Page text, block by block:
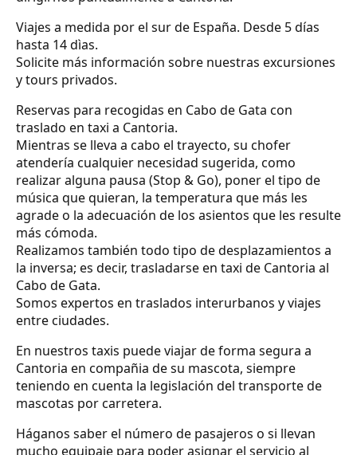
Viajes a medida por el sur de España. Desde 5 días
hasta 14 dìas.
Solicite más información sobre nuestras excursiones
y tours privados.
Reservas para recogidas en Cabo de Gata con
traslado en taxi a Cantoria.
Mientras se lleva a cabo el trayecto, su chofer
atendería cualquier necesidad sugerida, como
realizar alguna pausa (Stop & Go), poner el tipo de
música que quieran, la temperatura que más les
agrade o la adecuación de los asientos que les resulte
más cómoda.
Realizamos también todo tipo de desplazamientos a
la inversa; es decir, trasladarse en taxi de Cantoria al
Cabo de Gata.
Somos expertos en traslados interurbanos y viajes
entre ciudades.
En nuestros taxis puede viajar de forma segura a
Cantoria en compañia de su mascota, siempre
teniendo en cuenta la legislación del transporte de
mascotas por carretera.
Háganos saber el número de pasajeros o si llevan
mucho equipaje para poder asignar el servicio al